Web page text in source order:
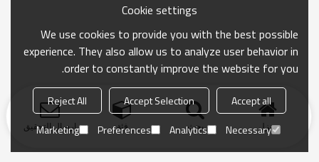
منزل بحث فئة ارسال التحقيق
Cookie settings
We use cookies to provide you with the best possible
experience. They also allow us to analyze user behavior in
order to constantly improve the website for you.
Accept all
Accept Selection
Reject All
Necessary
Analytics
Preferences
Marketing